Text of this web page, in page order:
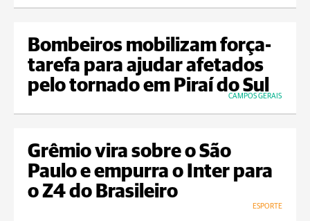
Bombeiros mobilizam força-
tarefa para ajudar afetados
pelo tornado em Piraí do Sul
CAMPOS GERAIS
Grêmio vira sobre o São
Paulo e empurra o Inter para
o Z4 do Brasileiro
ESPORTE